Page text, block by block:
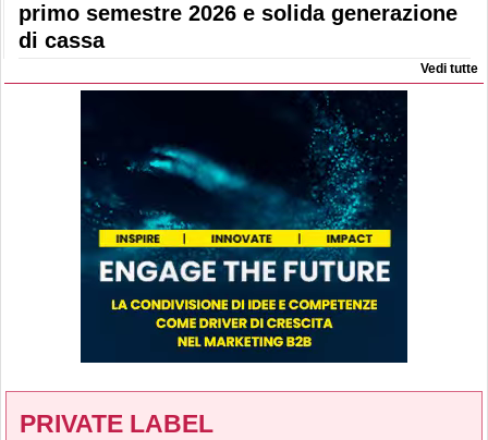
primo semestre 2026 e solida generazione
di cassa
Vedi tutte
PRIVATE LABEL